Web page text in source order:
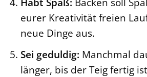
eurer Kreativität freien
neue Dinge aus.
Sei geduldig: Manchmal
länger, bis der Teig fertig